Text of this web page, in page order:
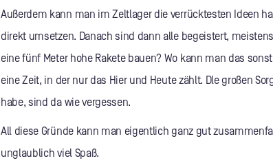
Außerdem kann man im Zeltlager die verrücktesten Ideen
direkt umsetzen. Danach sind dann alle begeistert,
eine fünf Meter hohe Rakete bauen? Wo kann man das
eine Zeit, in der nur das Hier und Heute zählt. Dle großen
habe, sind da wie vergessen.
All diese Gründe kann man eigentlich ganz gut
unglaublich viel Spaß.